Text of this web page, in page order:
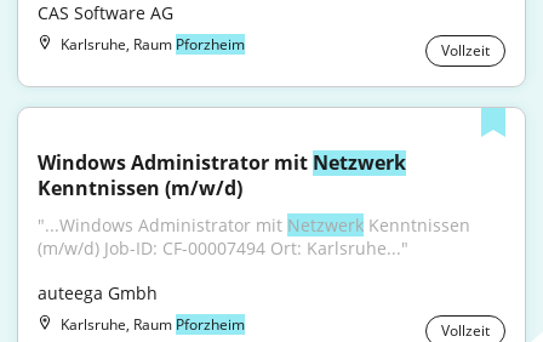
CAS Software AG
Karlsruhe, Raum Pforzheim Vollzeit
Windows Administrator mit Netzwerk
Kenntnissen (m/w/d)
"...Windows Administrator mit Netzwerk Kenntnissen
(m/w/d) Job-ID: CF-00007494 Ort: Karlsruhe..."
auteega Gmbh
Karlsruhe, Raum Pforzheim Vollzeit